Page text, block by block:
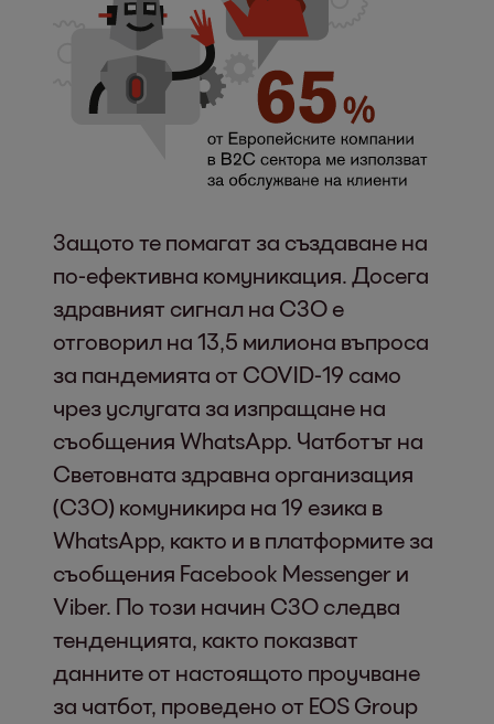
Защото те помагат за създаване на
по-ефективна комуникация. Досега
здравният сигнал на СЗО е
отговорил на 13,5 милиона въпроса
за пандемията от COVID-19 само
чрез услугата за изпращане на
съобщения WhatsApp. Чатботът на
Световната здравна организация
(СЗО) комуникира на 19 езика в
WhatsApp, както и в платформите за
съобщения Facebook Messenger и
Viber. По този начин СЗО следва
тенденцията, както показват
данните от настоящото проучване
за чатбот, проведено от EOS Group